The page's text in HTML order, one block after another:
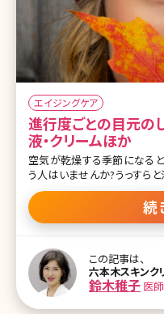
エイジングケア
進行度ごとの目元の
液・クリームほか
空気が乾燥する季節になる
う人はいませんか?うっすらと
刻まれたしわが気になって、
いるかもしれませんね。でも
ば、深いしわになるのを防ぐ
しく解説していきます。 目次 1.目元のしわってなぜできるの? 1-1.目
元のしわができる原因とは
ことも 2.目元のしわを改善す
メ 2-2.美容外科でのケア 13.まとめ 1.目元のしわってな
カラスの足跡とも呼ばれる目
続
この記事は、
六本木スキンク
鈴木稚子 医師